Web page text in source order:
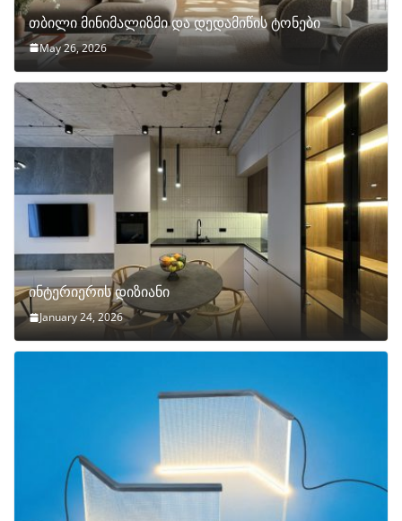
თბილი მინიმალიზმი და დედამიწის ტონები
May 26, 2026
ინტერიერის დიზიანი
January 24, 2026